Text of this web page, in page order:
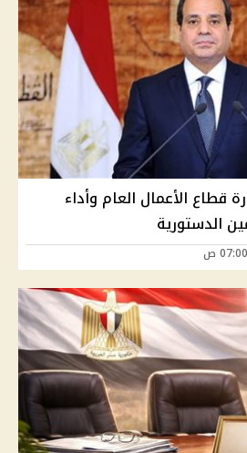
قطاع الأعمال العام وأداء
الدستورية